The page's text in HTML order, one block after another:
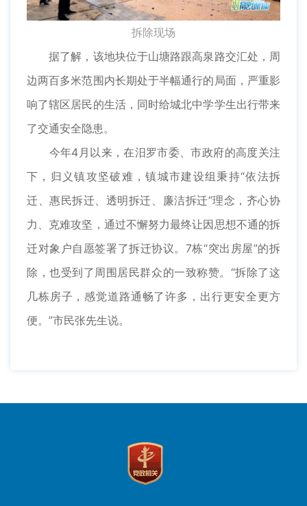
拆除现场
据了解，该地块位于山塘路跟高泉路交汇处，周
边两百多米范围内长期处于半幅通行的局面，严重影
响了辖区居民的生活，同时给城北中学学生出行带来
了交通安全隐患。
今年4月以来，在汨罗市委、市政府的高度关注
下，归义镇攻坚破难，镇城市建设组秉持“依法拆
迁、惠民拆迁、透明拆迁、廉洁拆迁”理念，齐心协
力、克难攻坚，通过不懈努力最终让因思想不通的拆
迁对象户自愿签署了拆迁协议。7栋“突出房屋”的拆
除，也受到了周围居民群众的一致称赞。“拆除了这
几栋房子，感觉道路通畅了许多，出行更安全更方
便。”市民张先生说。